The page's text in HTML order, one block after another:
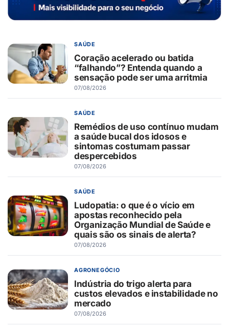
SAÚDE
Coração acelerado ou batida
“falhando”? Entenda quando a
sensação pode ser uma arritmia
07/08/2026
SAÚDE
Remédios de uso contínuo mudam
a saúde bucal dos idosos e
sintomas costumam passar
despercebidos
07/08/2026
SAÚDE
Ludopatia: o que é o vício em
apostas reconhecido pela
Organização Mundial de Saúde e
quais são os sinais de alerta?
07/08/2026
AGRONEGÓCIO
Indústria do trigo alerta para
custos elevados e instabilidade no
mercado
07/08/2026